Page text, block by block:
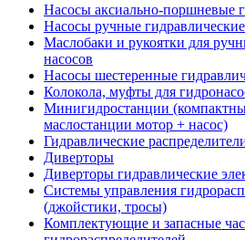
Насосы аксиально-поршневые
Насосы ручные гидравлические
Маслобаки и рукоятки для
насосов
Насосы шестеренные
Колокола, муфты для
Минигидростанции
маслостанции мотор + насос)
Гидравлические
Диверторы
Диверторы гидравлические
Системы управления
(джойстики, тросы)
Комплектующие и запасные